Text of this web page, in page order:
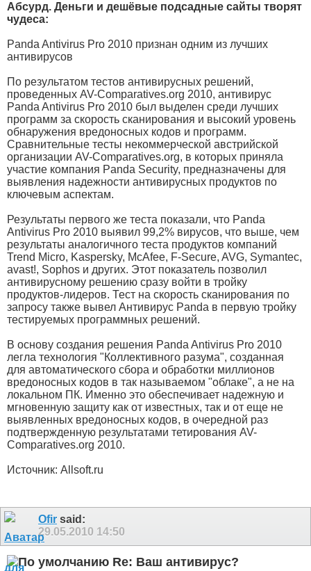
Абсурд. Деньги и дешёвые подсадные сайты творят
чудеса:
Panda Antivirus Pro 2010 признан одним из лучших
антивирусов
По результатом тестов антивирусных решений,
проведенных AV-Comparatives.org 2010, антивируc
Panda Antivirus Pro 2010 был выделен среди лучших
программ за скорость сканирования и высокий уровень
обнаружения вредоносных кодов и программ.
Сравнительные тесты некоммерческой австрийской
организации AV-Comparatives.org, в которых приняла
участие компания Panda Security, предназначены для
выявления надежности антивирусных продуктов по
ключевым аспектам.
Результаты первого же теста показали, что Panda
Antivirus Pro 2010 выявил 99,2% вирусов, что выше, чем
результаты аналогичного теста продуктов компаний
Trend Micro, Kaspersky, McAfee, F-Secure, AVG, Symantec,
avast!, Sophos и других. Этот показатель позволил
антивирусному решению сразу войти в тройку
продуктов-лидеров. Тест на скорость сканирования по
запросу также вывел Антивирус Panda в первую тройку
тестируемых программных решений.
В основу создания решения Panda Antivirus Pro 2010
легла технология "Коллективного разума", созданная
для автоматического сбора и обработки миллионов
вредоносных кодов в так называемом "облаке", а не на
локальном ПК. Именно это обеспечивает надежную и
мгновенную защиту как от известных, так и от еще не
выявленных вредоносных кодов, в очередной раз
подтвержденную результатами тетирования AV-
Comparatives.org 2010.
Источник: Allsoft.ru
Ofir said:
29.05.2010 14:50
Re: Ваш антивирус?